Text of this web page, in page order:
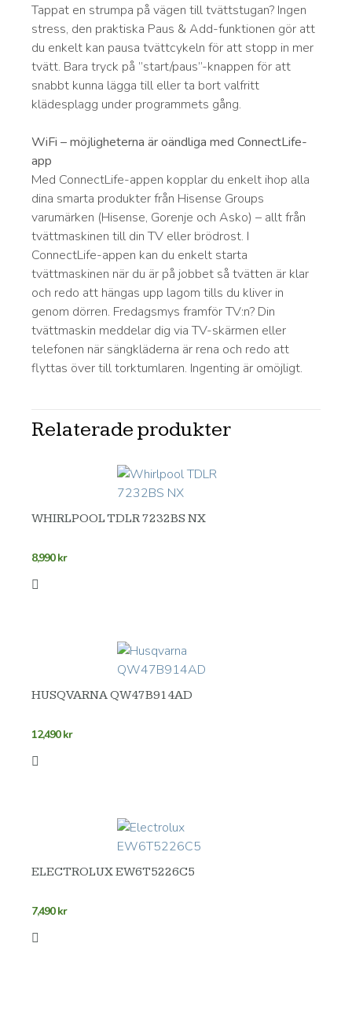
Tappat en strumpa på vägen till tvättstugan? Ingen
stress, den praktiska Paus & Add-funktionen gör att
du enkelt kan pausa tvättcykeln för att stopp in mer
tvätt. Bara tryck på ”start/paus”-knappen för att
snabbt kunna lägga till eller ta bort valfritt
klädesplagg under programmets gång.
WiFi – möjligheterna är oändliga med ConnectLife-
app
Med ConnectLife-appen kopplar du enkelt ihop alla
dina smarta produkter från Hisense Groups
varumärken (Hisense, Gorenje och Asko) – allt från
tvättmaskinen till din TV eller brödrost. I
ConnectLife-appen kan du enkelt starta
tvättmaskinen när du är på jobbet så tvätten är klar
och redo att hängas upp lagom tills du kliver in
genom dörren. Fredagsmys framför TV:n? Din
tvättmaskin meddelar dig via TV-skärmen eller
telefonen när sängkläderna är rena och redo att
flyttas över till torktumlaren. Ingenting är omöjligt.
Relaterade produkter
WHIRLPOOL TDLR 7232BS NX
8,990kr
HUSQVARNA QW47B914AD
12,490kr
ELECTROLUX EW6T5226C5
7,490kr